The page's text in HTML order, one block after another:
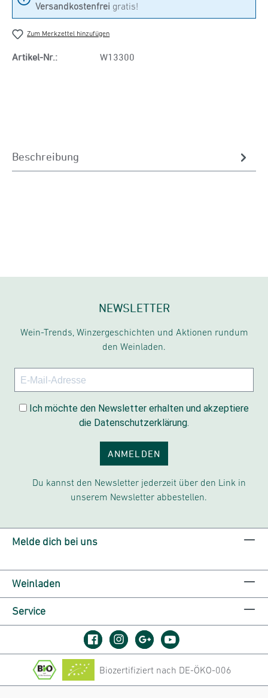
Versandkostenfrei gratis!
Zum Merkzettel hinzufügen
Artikel-Nr.: W13300
Beschreibung
NEWSLETTER
Wein-Trends, Winzergeschichten und Aktionen rundum
den Weinladen.
Ich möchte den Newsletter erhalten und akzeptiere
die Datenschutzerklärung.
ANMELDEN
Du kannst den Newsletter jederzeit über den Link in
unserem Newsletter abbestellen.
Melde dich bei uns
Weinladen
Service
Biozertifiziert nach DE-ÖKO-006